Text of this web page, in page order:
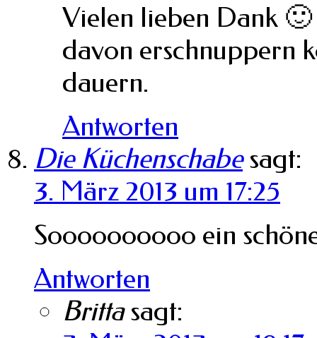
Vielen lieben Dank
davon erschnuppern
dauern.
Antworten
Die Küchenschabe sagt:
3. März 2013 um 17:25
Soooooooooo ein
Antworten
Britta sagt: